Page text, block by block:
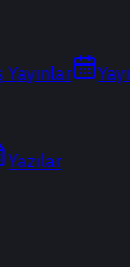
Yayınlar
Yazılar